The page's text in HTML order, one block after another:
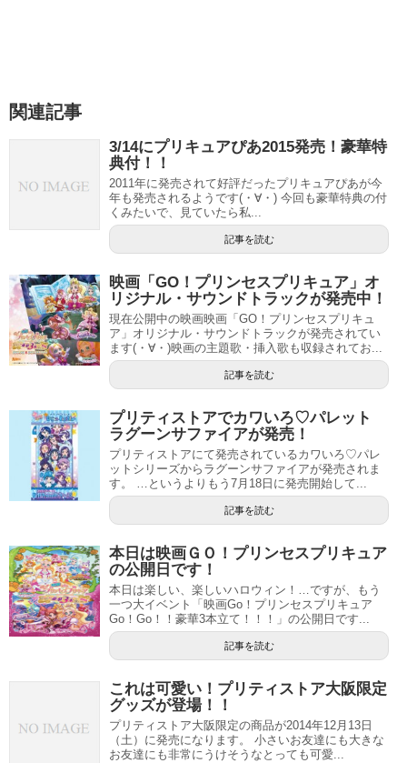
ホワイトデーにお返しとして春のカーニバルを見に映画館
に連れってもらいましょう(・∀・)
関連記事 映画「プリキュアオールスターズ 春のカーニバル♪」本編ダンス動画公開！
【2016年最新】歴代プリキュア映画評価ランキング（感想口コミ等々…）
関連記事
3/14にプリキュアぴあ2015発売！豪華特
典付！！
2011年に発売されて好評だったプリキュアぴあが今
年も発売されるようです(・∀・) 今回も豪華特典の付
くみたいで、見ていたら私...
記事を読む
映画「GO！プリンセスプリキュア」オ
リジナル・サウンドトラックが発売中！
現在公開中の映画映画「GO！プリンセスプリキュ
ア」オリジナル・サウンドトラックが発売されてい
ます(・∀・)映画の主題歌・挿入歌も収録されてお...
記事を読む
プリティストアでカワいろ♡パレット
ラグーンサファイアが発売！
プリティストアにて発売されているカワいろ♡パレ
ットシリーズからラグーンサファイアが発売されま
す。 …というよりもう7月18日に発売開始して...
記事を読む
本日は映画ＧＯ！プリンセスプリキュア
の公開日です！
本日は楽しい、楽しいハロウィン！…ですが、もう
一つ大イベント「映画Go！プリンセスプリキュア
Go！Go！！豪華3本立て！！！」の公開日です...
記事を読む
これは可愛い！プリティストア大阪限定
グッズが登場！！
プリティストア大阪限定の商品が2014年12月13日
（土）に発売になります。 小さいお友達にも大きな
お友達にも非常にうけそうなとっても可愛...